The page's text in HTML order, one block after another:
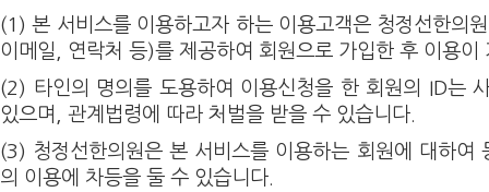
(1) 본 서비스를 이용하고자 하는 이용고객은 청정선한의
이메일, 연락처 등)를 제공하여 회원으로 가입한 후 이용이
(2) 타인의 명의를 도용하여 이용신청을 한 회원의 ID는
있으며, 관계법령에 따라 처벌을 받을 수 있습니다.
(3) 청정선한의원은 본 서비스를 이용하는 회원에 대하여
의 이용에 차등을 둘 수 있습니다.